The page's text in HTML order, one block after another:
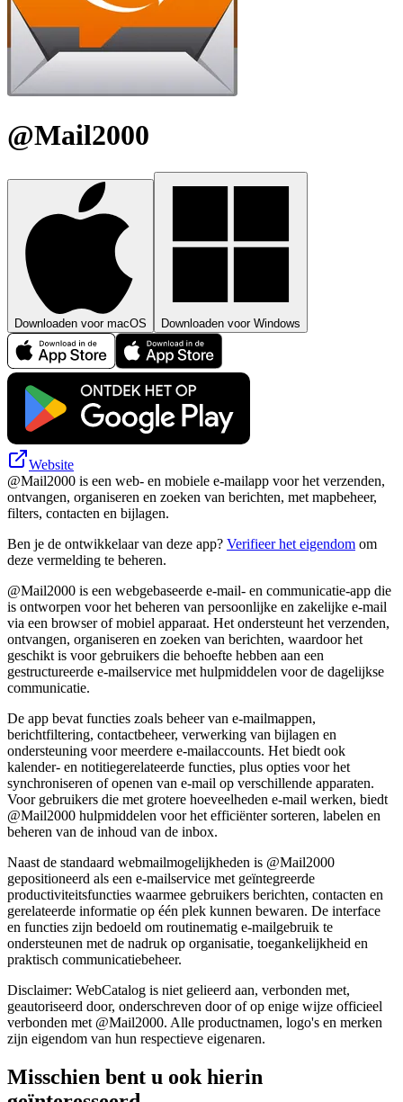
@Mail2000
Downloaden voor macOS Downloaden voor Windows
Website
@Mail2000 is een web- en mobiele e-mailapp voor het verzenden,
ontvangen, organiseren en zoeken van berichten, met mapbeheer,
filters, contacten en bijlagen.
Ben je de ontwikkelaar van deze app? Verifieer het eigendom om
deze vermelding te beheren.
@Mail2000 is een webgebaseerde e-mail- en communicatie-app die
is ontworpen voor het beheren van persoonlijke en zakelijke e-mail
via een browser of mobiel apparaat. Het ondersteunt het verzenden,
ontvangen, organiseren en zoeken van berichten, waardoor het
geschikt is voor gebruikers die behoefte hebben aan een
gestructureerde e-mailservice met hulpmiddelen voor de dagelijkse
communicatie.
De app bevat functies zoals beheer van e-mailmappen,
berichtfiltering, contactbeheer, verwerking van bijlagen en
ondersteuning voor meerdere e-mailaccounts. Het biedt ook
kalender- en notitiegerelateerde functies, plus opties voor het
synchroniseren of openen van e-mail op verschillende apparaten.
Voor gebruikers die met grotere hoeveelheden e-mail werken, biedt
@Mail2000 hulpmiddelen voor het efficiënter sorteren, labelen en
beheren van de inhoud van de inbox.
Naast de standaard webmailmogelijkheden is @Mail2000
gepositioneerd als een e-mailservice met geïntegreerde
productiviteitsfuncties waarmee gebruikers berichten, contacten en
gerelateerde informatie op één plek kunnen bewaren. De interface
en functies zijn bedoeld om routinematig e-mailgebruik te
ondersteunen met de nadruk op organisatie, toegankelijkheid en
praktisch communicatiebeheer.
Disclaimer: WebCatalog is niet gelieerd aan, verbonden met,
geautoriseerd door, onderschreven door of op enige wijze officieel
verbonden met @Mail2000. Alle productnamen, logo's en merken
zijn eigendom van hun respectieve eigenaren.
Misschien bent u ook hierin